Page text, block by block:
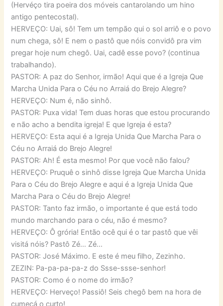
(Hervéço tira poeira dos móveis cantarolando um hino
antigo pentecostal).
HERVEÇO: Uai, sô! Tem um tempão qui o sol arriô e o povo
num chega, sô! E nem o pastô que nóis convidô pra vim
pregar hoje num chegô. Uai, cadê esse povo? (continua
trabalhando).
PASTOR: A paz do Senhor, irmão! Aqui que é a Igreja Que
Marcha Unida Para o Céu no Arraiá do Brejo Alegre?
HERVEÇO: Num é, não sinhô.
PASTOR: Puxa vida! Tem duas horas que estou procurando
e não acho a bendita igreja! E que Igreja é esta?
HERVEÇO: Esta aqui é a Igreja Unida Que Marcha Para o
Céu no Arraiá do Brejo Alegre!
PASTOR: Ah! É esta mesmo! Por que você não falou?
HERVEÇO: Pruquê o sinhô disse Igreja Que Marcha Unida
Para o Céu do Brejo Alegre e aqui é a Igreja Unida Que
Marcha Para o Céu do Brejo Alegre!
PASTOR: Tanto faz irmão, o importante é que está todo
mundo marchando para o céu, não é mesmo?
HERVEÇO: Ô grória! Então ocê qui é o tar pastô que vêi
visitá nóis? Pastô Zé… Zé…
PASTOR: José Máximo. E este é meu filho, Zezinho.
ZEZIN: Pa-pa-pa-pa-z do Ssse-ssse-senhor!
PASTOR: Como é o nome do irmão?
HERVEÇO: Herveço! Passiô! Seis chegô bem na hora de
cumeçá o curto!